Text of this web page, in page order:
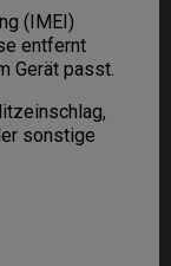
(IMEI)
entfernt
Gerät passt.
sonstige